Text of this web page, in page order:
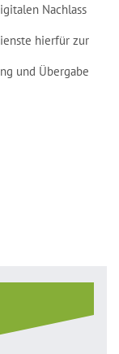
Nachlass
hierfür zur
und Übergabe